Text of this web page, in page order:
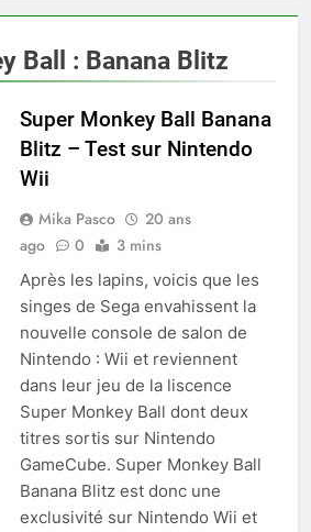
Ball : Banana Blitz
Super Monkey Ball Banana
Blitz – Test sur Nintendo
Wii
Mika Pasco
20 ans
ago
0 3 mins
Après les lapins, voicis que les
singes de Sega envahissent la
nouvelle console de salon de
Nintendo : Wii et reviennent
dans leur jeu de la liscence
Super Monkey Ball dont deux
titres sortis sur Nintendo
GameCube. Super Monkey Ball
Banana Blitz est donc une
exclusivité sur Nintendo Wii et